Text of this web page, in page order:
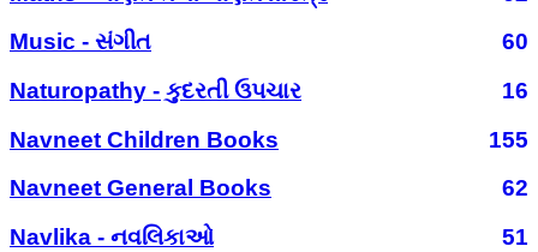
Music - સંગીત
60
Naturopathy - કુદરતી ઉપચાર
16
Navneet Children Books
155
Navneet General Books
62
Navlika - નવલિકાઓ
51